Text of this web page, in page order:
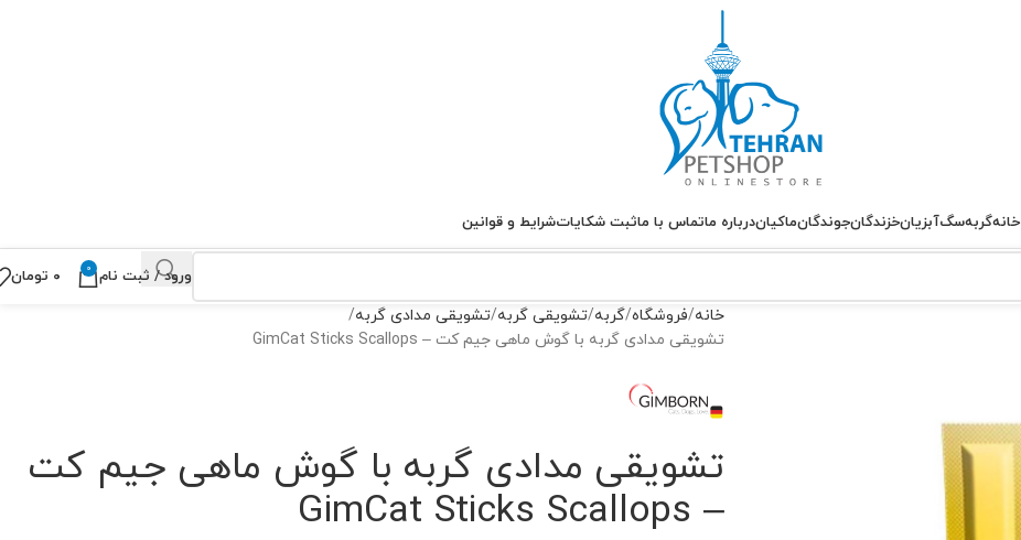
خانهگربهسگآبزیانخزندگانجوندگانماکیاندرباره ماتماس با ماثبت شکایاتشرایط و قوانین
ورود / ثبت نام 0 ۰ تومان
خانه فروشگاه گربه تشویقی گربه تشویقی مدادی گربه
تشویقی مدادی گربه با گوش ماهی جیم کت – GimCat Sticks Scallops
تشویقی مدادی گربه با گوش ماهی جیم کت
– GimCat Sticks Scallops